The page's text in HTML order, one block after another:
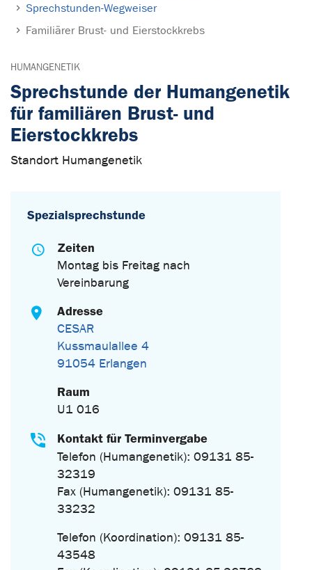
Sprechstunden-Wegweiser
Familiärer Brust- und Eierstockkrebs
HUMANGENETIK
Sprechstunde der Humangenetik
für familiären Brust- und
Eierstockkrebs
Standort Humangenetik
Spezialsprechstunde
Zeiten
Montag bis Freitag nach
Vereinbarung
Adresse
CESAR
Kussmaulallee 4
91054 Erlangen
Raum
U1 016
Kontakt für Terminvergabe
Telefon (Humangenetik): 09131 85-
32319
Fax (Humangenetik): 09131 85-
33232
Telefon (Koordination): 09131 85-
43548